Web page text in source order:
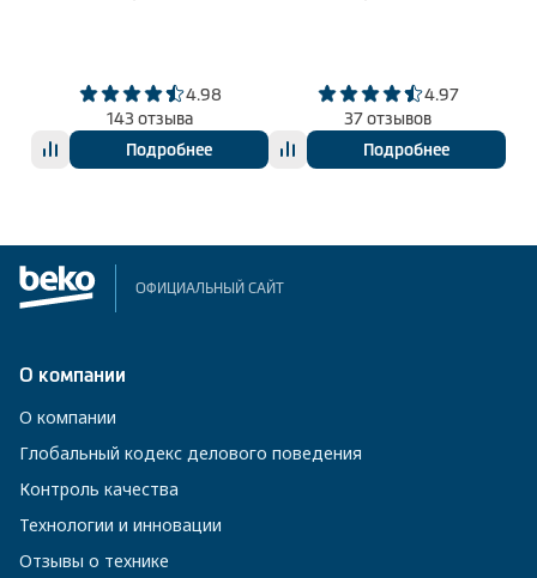
4.98
143 отзыва
Подробнее
4.97
37 отзывов
Подробнее
ОФИЦИАЛЬНЫЙ САЙТ
О компании
О компании
Глобальный кодекс делового поведения
Контроль качества
Технологии и инновации
Отзывы о технике